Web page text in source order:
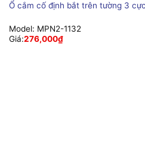
Ổ cắm cố định bắt trên tường 3
Model: MPN2-1132
Giá:276,000₫